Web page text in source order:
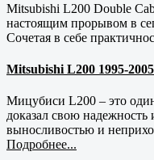
Mitsubishi L200 Double
настоящим прорывом в
Сочетая в себе
Mitsubishi L200 1995-
Мицубиси L200 – это
доказал свою надежность
выносливостью и
Подробнее...